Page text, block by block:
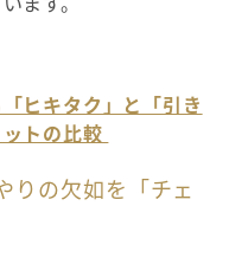
ヒキタク」と「引き
トの比較
の欠如を「チェ